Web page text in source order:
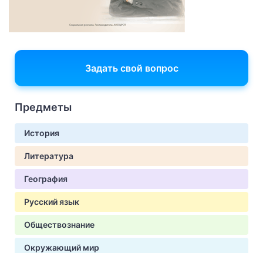
Задать свой вопрос
Предметы
История
Литература
География
Русский язык
Обществознание
Окружающий мир